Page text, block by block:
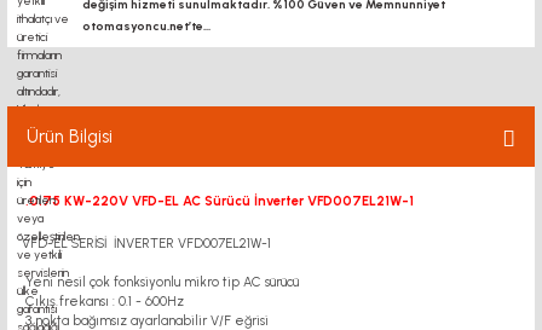
değişim hizmeti sunulmaktadır. %100 Güven ve Memnunniyet
otomasyoncu.net’te...
Ürün Bilgisi
.0.75 KW-220V VFD-EL AC Sürücü İnverter VFD007EL21W-1
VFD-EL SERİSİ İNVERTER VFD007EL21W-1
Yeni nesil çok fonksiyonlu mikro tip AC sürücü
Çıkış frekansı : 0.1 - 600Hz
3 nokta bağımsız ayarlanabilir V/F eğrisi